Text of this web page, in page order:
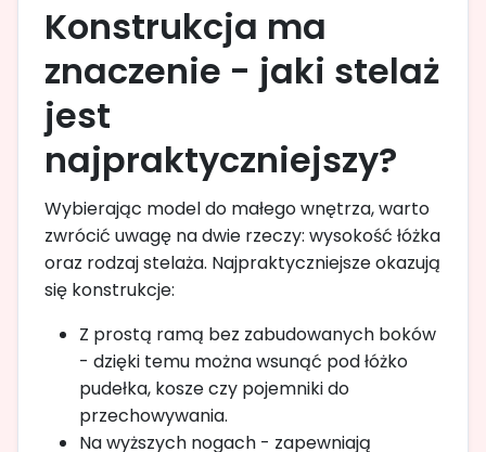
Konstrukcja ma
znaczenie - jaki stelaż
jest
najpraktyczniejszy?
Wybierając model do małego wnętrza, warto
zwrócić uwagę na dwie rzeczy: wysokość łóżka
oraz rodzaj stelaża. Najpraktyczniejsze okazują
się konstrukcje:
Z prostą ramą bez zabudowanych boków
- dzięki temu można wsunąć pod łóżko
pudełka, kosze czy pojemniki do
przechowywania.
Na wyższych nogach - zapewniają